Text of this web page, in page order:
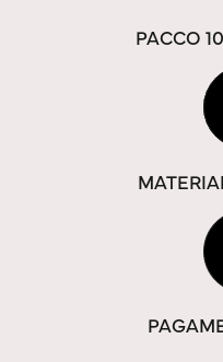
PACCO